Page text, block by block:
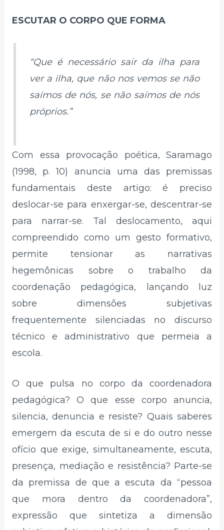
ESCUTAR O CORPO QUE FORMA
“Que é necessário sair da ilha para
ver a ilha, que não nos vemos se não
saímos de nós, se não saímos de nós
próprios.”
Com essa provocação poética, Saramago
(1998, p. 10) anuncia uma das premissas
fundamentais deste artigo: é preciso
deslocar-se para enxergar-se, descentrar-se
para narrar-se. Tal deslocamento, aqui
compreendido como um gesto formativo,
permite tensionar as narrativas
hegemônicas sobre o trabalho da
coordenação pedagógica, lançando luz
sobre dimensões subjetivas
frequentemente silenciadas no discurso
técnico e administrativo que permeia a
escola.
O que pulsa no corpo da coordenadora
pedagógica? O que esse corpo anuncia,
silencia, denuncia e resiste? Quais saberes
emergem da escuta de si e do outro nesse
ofício que exige, simultaneamente, escuta,
presença, mediação e resistência? Parte-se
da premissa de que a escuta da “pessoa
que mora dentro da coordenadora”,
expressão que sintetiza a dimensão